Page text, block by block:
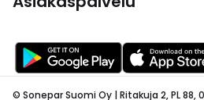
© Sonepar Suomi Oy | Ritakuja 2, PL 88,